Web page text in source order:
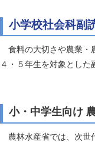
小学校社会科副
食料の大切さや農業・
４・５年生を対象とした
小・中学生向け
農林水産省では、次世